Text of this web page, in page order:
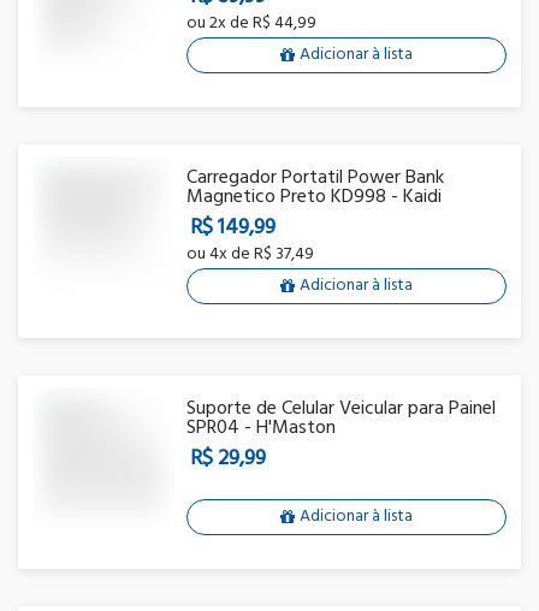
ou2xdeR$ 44,99
Adicionar à lista
Carregador Portatil Power Bank
Magnetico Preto KD998 - Kaidi
R$ 149,99
ou4xdeR$ 37,49
Adicionar à lista
Suporte de Celular Veicular para Painel
SPR04 - H'Maston
R$ 29,99
Adicionar à lista